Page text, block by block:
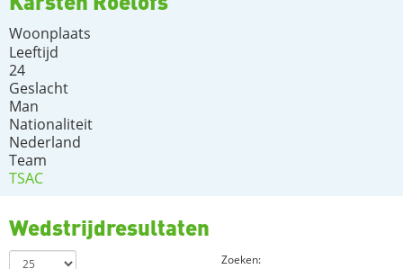
Woonplaats
Leeftijd
24
Geslacht
Man
Nationaliteit
Nederland
Team
TSAC
Wedstrijdresultaten
Zoeken: